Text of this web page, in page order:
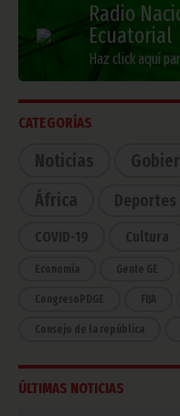
Radio
Ecuatorial
Haz click aquí
CATEGORÍAS
Noticias
África
Deportes
COVID-19 Cultura
Economía Gente GE
CongresoPDGE FIJA
Consejo de la república
ÚLTIMAS NOTICIAS